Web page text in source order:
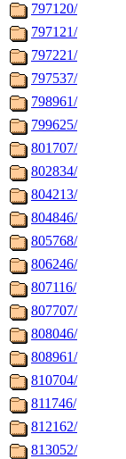
797120/
797121/
797221/
797537/
798961/
799625/
801707/
802834/
804213/
804846/
805768/
806246/
807116/
807707/
808046/
808961/
810704/
811746/
812162/
813052/